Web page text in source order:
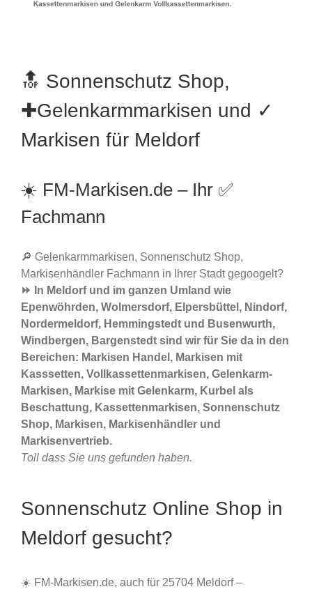
🔝 Sonnenschutz Shop,
✚Gelenkarmmarkisen und ✓
Markisen für Meldorf
☀️ FM-Markisen.de – Ihr ✅
Fachmann
🔎 Gelenkarmmarkisen, Sonnenschutz Shop,
Markisenhändler Fachmann in Ihrer Stadt gegoogelt?
⏩ In Meldorf und im ganzen Umland wie
Epenwöhrden, Wolmersdorf, Elpersbüttel, Nindorf,
Nordermeldorf, Hemmingstedt und Busenwurth,
Windbergen, Bargenstedt sind wir für Sie da in den
Bereichen: Markisen Handel, Markisen mit
Kasssetten, Vollkassettenmarkisen, Gelenkarm-
Markisen, Markise mit Gelenkarm, Kurbel als
Beschattung, Kassettenmarkisen, Sonnenschutz
Shop, Markisen, Markisenhändler und
Markisenvertrieb.
Toll dass Sie uns gefunden haben.
Sonnenschutz Online Shop in
Meldorf gesucht?
☀️ FM-Markisen.de, auch für 25704 Meldorf –